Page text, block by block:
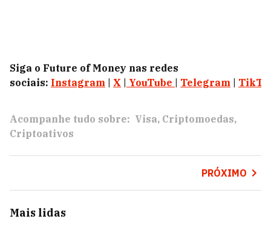
Siga o Future of Money nas redes
sociais: Instagram X YouTube Telegram
Acompanhe tudo sobre: Visa Criptomoedas
Criptoativos
PRÓXIMO
Mais lidas